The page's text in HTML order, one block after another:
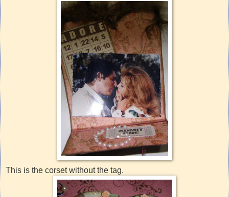
This is the corset without the tag.